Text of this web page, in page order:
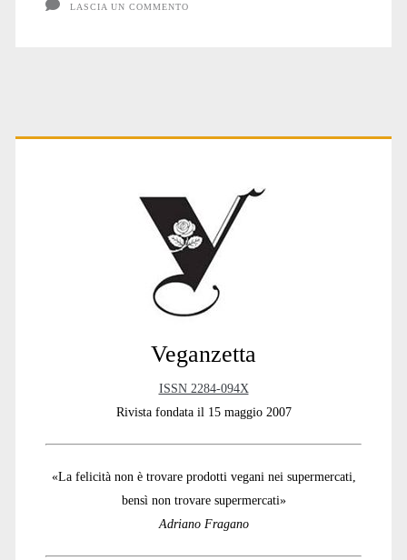
LASCIA UN COMMENTO
Primary
Veganzetta
ISSN 2284-094X
Rivista fondata il 15 maggio 2007
«La felicità non è trovare prodotti vegani nei supermercati,
bensì non trovare supermercati»
Adriano Fragano